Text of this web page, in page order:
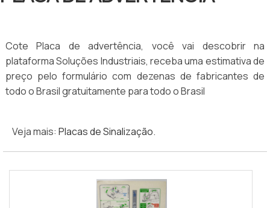
Cote Placa de advertência, você vai descobrir na
plataforma Soluções Industriais, receba uma estimativa de
preço pelo formulário com dezenas de fabricantes de
todo o Brasil gratuitamente para todo o Brasil
Veja mais: Placas de Sinalização.